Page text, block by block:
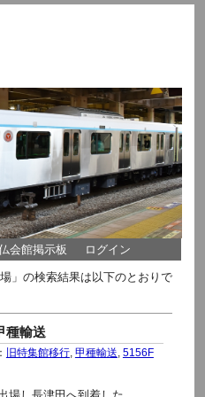
会館掲示板 ログイン
」の検索結果は以下のとおりで
種輸送
旧特集館移行, 甲種輸送 5156F